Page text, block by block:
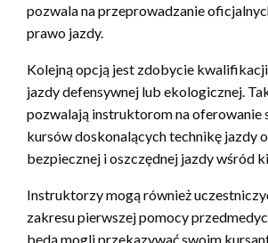
pozwala na przeprowadzanie
prawo jazdy.
Kolejną opcją jest zdobycie
jazdy defensywnej lub ekologicznej.
pozwalają instruktorom na oferowanie
kursów doskonalących technikę jazdy
bezpiecznej i oszczędnej jazdy wśród
Instruktorzy mogą również
zakresu pierwszej pomocy
będą mogli przekazywać swoim